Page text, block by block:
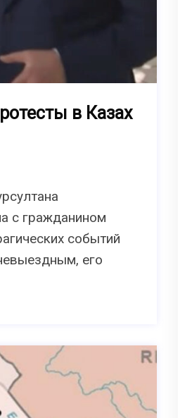
в Казах
с гражданином
событий
его